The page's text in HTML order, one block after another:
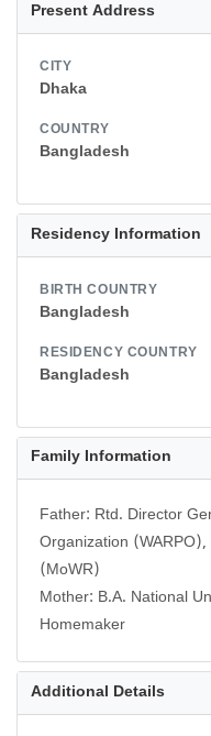
Present Address
CITY
Dhaka
COUNTRY
Bangladesh
Residency Information
BIRTH COUNTRY
Bangladesh
RESIDENCY COUNTRY
Bangladesh
Family Information
Father: Rtd. Director
Organization
(MoWR)
Mother: B.A. National
Homemaker
Additional Details